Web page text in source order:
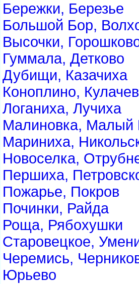
Бережки, Березье
Большой Бор,
Высочки,
Гуммала, Детково
Дубищи, Казачиха
Коноплино,
Логаниха, Лучиха
Малиновка, Малый
Мариниха,
Новоселка,
Першиха,
Пожарье, Покров
Починки, Райда
Роща, Рябохушки
Старовецкое,
Черемись,
Юрьево